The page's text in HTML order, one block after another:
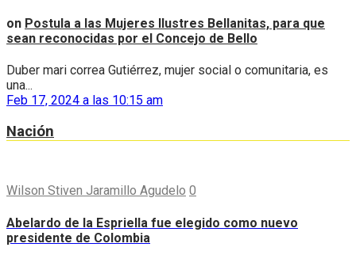
on Postula a las Mujeres Ilustres Bellanitas, para que
sean reconocidas por el Concejo de Bello
Duber mari correa Gutiérrez, mujer social o comunitaria, es
una...
Feb 17, 2024 a las 10:15 am
Nación
Wilson Stiven Jaramillo Agudelo 0
Abelardo de la Espriella fue elegido como nuevo
presidente de Colombia